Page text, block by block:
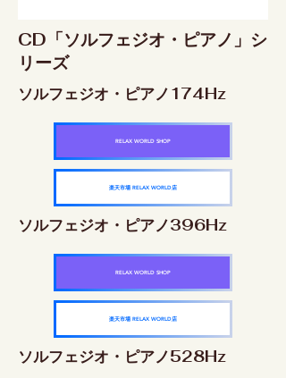
CD「ソルフェジオ・ピアノ」シ
リーズ
ソルフェジオ・ピアノ174Hz
RELAX WORLD SHOP
楽天市場 RELAX WORLD店
ソルフェジオ・ピアノ396Hz
RELAX WORLD SHOP
楽天市場 RELAX WORLD店
ソルフェジオ・ピアノ528Hz